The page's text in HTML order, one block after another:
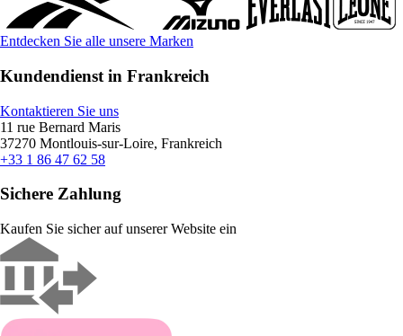
Entdecken Sie alle unsere Marken
Kundendienst in Frankreich
Kontaktieren Sie uns
11 rue Bernard Maris
37270 Montlouis-sur-Loire, Frankreich
+33 1 86 47 62 58
Sichere Zahlung
Kaufen Sie sicher auf unserer Website ein